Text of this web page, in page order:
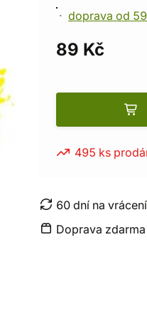
doprava od
89 Kč
495 ks
60 dní na vrácení
Doprava